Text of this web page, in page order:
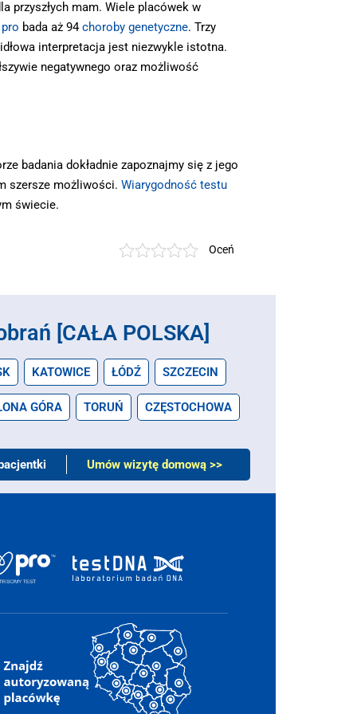
przyszłych mam. Wiele placówek w
bada aż 94choroby genetyczne. Trzy
interpretacja jest niezwykle istotna.
negatywnego oraz możliwość
badania dokładnie zapoznajmy się z jego
szersze możliwości. Wiarygodność testu
świecie.
Oceń
[CAŁA POLSKA]
KATOWICE ŁÓDŹ SZCZECIN
GÓRA TORUŃ CZĘSTOCHOWA
Umów wizytę domową >>